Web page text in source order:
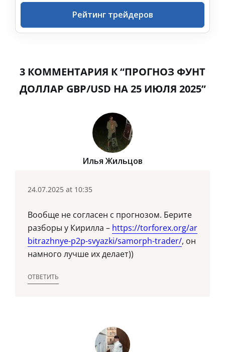
Рейтинг трейдеров
3 КОММЕНТАРИЯ К “ПРОГНОЗ ФУНТ
ДОЛЛАР GBP/USD НА 25 ИЮЛЯ 2025”
Илья Жильцов
24.07.2025 at 10:35
Вообще не согласен с прогнозом. Берите
разборы у Кирилла – https://torforex.org/ar
bitrazhnye-p2p-svyazki/samorph-trader/, он
намного лучше их делает))
ОТВЕТИТЬ